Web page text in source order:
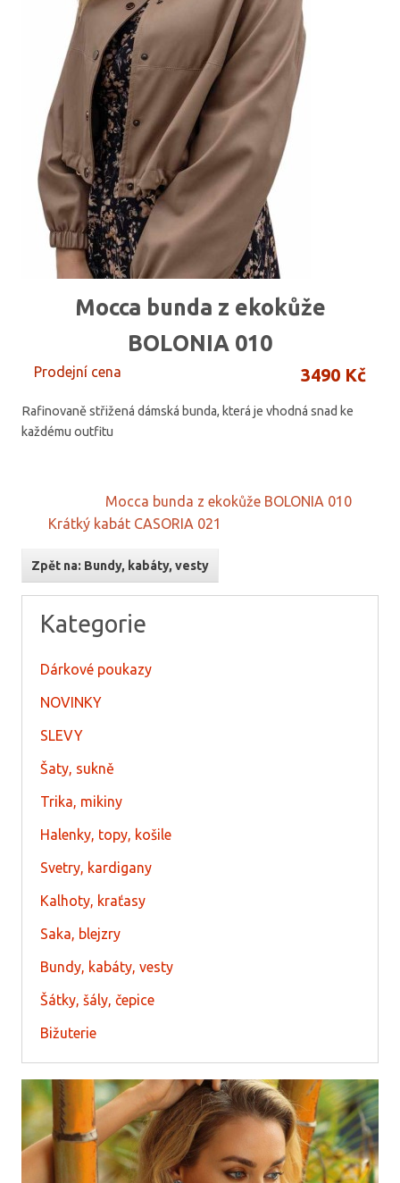
Mocca bunda z ekokůže
BOLONIA 010
Prodejní cena 3490 Kč
Rafinovaně střižená dámská bunda, která je vhodná snad ke
každému outfitu
Mocca bunda z ekokůže BOLONIA 010
Krátký kabát CASORIA 021
Zpět na: Bundy, kabáty, vesty
Kategorie
Dárkové poukazy
NOVINKY
SLEVY
Šaty, sukně
Trika, mikiny
Halenky, topy, košile
Svetry, kardigany
Kalhoty, kraťasy
Saka, blejzry
Bundy, kabáty, vesty
Šátky, šály, čepice
Bižuterie